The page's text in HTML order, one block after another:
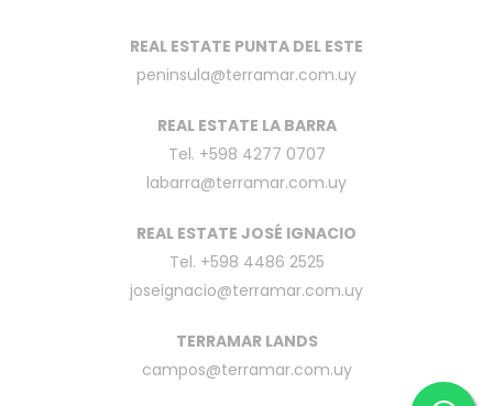
REAL ESTATE PUNTA DEL ESTE
peninsula@terramar.com.uy
REAL ESTATE LA BARRA
Tel. +598 4277 0707
labarra@terramar.com.uy
REAL ESTATE JOSÉ IGNACIO
Tel. +598 4486 2525
joseignacio@terramar.com.uy
TERRAMAR LANDS
campos@terramar.com.uy